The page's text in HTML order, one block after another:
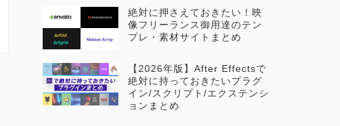
絶対に押さえておきたい！映
像フリーランス御用達のテン
プレ・素材サイトまとめ
【2026年版】After Effectsで
絶対に持っておきたいプラグ
イン/スクリプト/エクステンシ
ョンまとめ